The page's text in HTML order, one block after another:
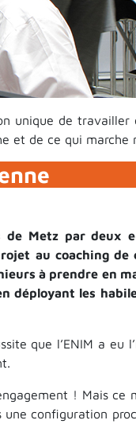
unique de travailler
et de ce qui marche
de Metz par deux
au coaching de
à prendre en
les
que l’ENIM a eu
! Mais ce
une configuration